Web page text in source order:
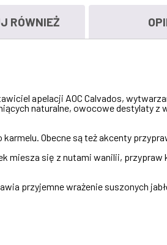
RÓWNIEŻ
apelacji AOC Calvados,
naturalne, owocowe destylaty
Obecne są też akcenty
miesza się z nutami wanilii,
przyjemne wrażenie suszonych